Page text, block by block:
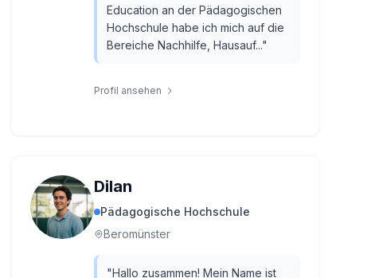
Education an der Pädagogischen
Hochschule habe ich mich auf die
Bereiche Nachhilfe, Hausauf..."
Profil ansehen
Dilan
Pädagogische Hochschule
Beromünster
"Hallo zusammen! Mein Name ist